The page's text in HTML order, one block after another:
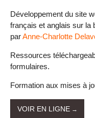
Développement du site
français et anglais sur la
parAnne-Charlotte
Ressources
formulaires.
Formation aux mises à
VOIR EN LIGNE